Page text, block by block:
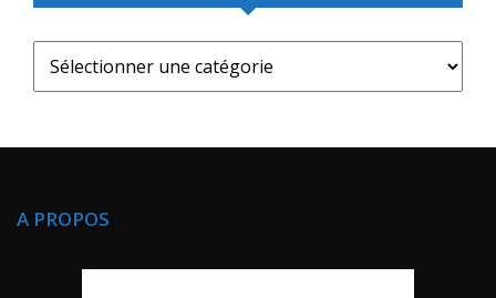
A PROPOS